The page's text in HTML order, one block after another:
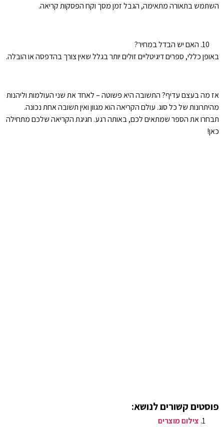
השתמש בתאורה מתאימה, הגבל זמן מסך וקח הפסקות קריאה.
האם יש הבדל במחיר?
באופן כללי, ספרים דיגיטליים זולים יותר בגלל שאין צורך בהדפסה או הובלה.
אז מה בעצם עדיף? התשובה היא פשוטה – לאחד את שני העולמות וליהנות
מהיתרונות של כל סוג. עולם הקריאה הוא מגוון ואין תשובה אחת נכונה.
תבחרו את הספר שמתאים לכם, באותה רגע. חגיגת הקריאה שלכם מתחילה
כאן!
פוסטים קשורים לנושא:
צילום מוצרים